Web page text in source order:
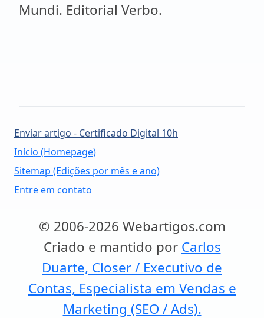
Mundi. Editorial Verbo.
Enviar artigo - Certificado Digital 10h
Início (Homepage)
Sitemap (Edições por mês e ano)
Entre em contato
© 2006-2026 Webartigos.com
Criado e mantido por Carlos
Duarte, Closer / Executivo de
Contas, Especialista em Vendas e
Marketing (SEO / Ads).